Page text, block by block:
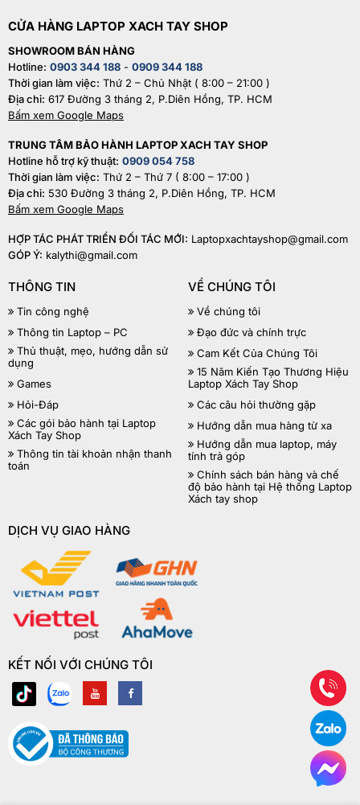
CỬA HÀNG LAPTOP XACH TAY SHOP
SHOWROOM BÁN HÀNG
Hotline: 0903 344 188 - 0909 344 188
Thời gian làm việc: Thứ 2 – Chủ Nhật ( 8:00 – 21:00 )
Địa chỉ: 617 Đường 3 tháng 2, P.Diên Hồng, TP. HCM
Bấm xem Google Maps
TRUNG TÂM BẢO HÀNH LAPTOP XACH TAY SHOP
Hotline hỗ trợ kỹ thuật: 0909 054 758
Thời gian làm việc: Thứ 2 – Thứ 7 ( 8:00 – 17:00 )
Địa chỉ: 530 Đường 3 tháng 2, P.Diên Hồng, TP. HCM
Bấm xem Google Maps
HỢP TÁC PHÁT TRIỂN ĐỐI TÁC MỚI: Laptopxachtayshop@gmail.com
GÓP Ý: kalythi@gmail.com
THÔNG TIN
Tin công nghệ
Thông tin Laptop – PC
Thủ thuật, mẹo, hướng dẫn sử
dụng
Games
Hỏi-Đáp
Các gói bảo hành tại Laptop
Xách Tay Shop
Thông tin tài khoản nhận thanh
toán
VỀ CHÚNG TÔI
Về chúng tôi
Đạo đức và chính trực
Cam Kết Của Chúng Tôi
15 Năm Kiến Tạo Thương Hiệu
Laptop Xách Tay Shop
Các câu hỏi thường gặp
Hướng dẫn mua hàng từ xa
Hướng dẫn mua laptop, máy
tính trả góp
Chính sách bán hàng và chế
độ bảo hành tại Hệ thống Laptop
Xách tay shop
DỊCH VỤ GIAO HÀNG
KẾT NỐI VỚI CHÚNG TÔI